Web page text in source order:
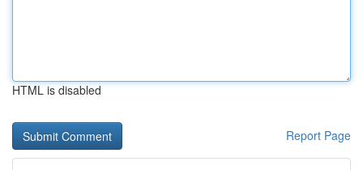
HTML is disabled
Report Page